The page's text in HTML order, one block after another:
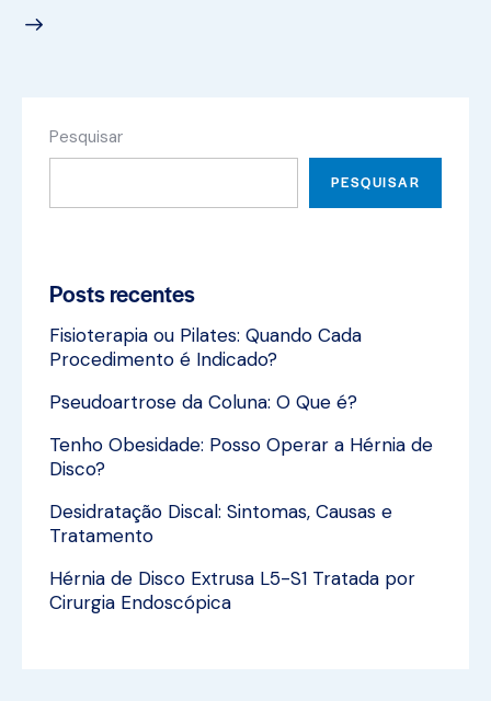
Pesquisar
PESQUISAR
Posts recentes
Fisioterapia ou Pilates: Quando Cada
Procedimento é Indicado?
Pseudoartrose da Coluna: O Que é?
Tenho Obesidade: Posso Operar a Hérnia de
Disco?
Desidratação Discal: Sintomas, Causas e
Tratamento
Hérnia de Disco Extrusa L5-S1 Tratada por
Cirurgia Endoscópica